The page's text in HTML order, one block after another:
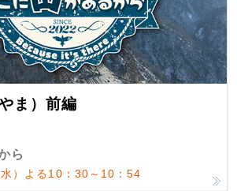
ま）前編
ら
）よる10：30～10：54